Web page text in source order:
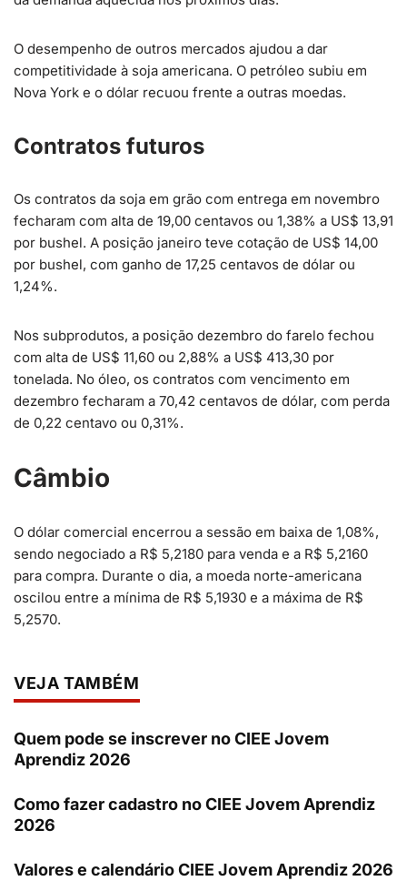
O desempenho de outros mercados ajudou a dar
competitividade à soja americana. O petróleo subiu em
Nova York e o dólar recuou frente a outras moedas.
Contratos futuros
Os contratos da soja em grão com entrega em novembro
fecharam com alta de 19,00 centavos ou 1,38% a US$ 13,91
por bushel. A posição janeiro teve cotação de US$ 14,00
por bushel, com ganho de 17,25 centavos de dólar ou
1,24%.
Nos subprodutos, a posição dezembro do farelo fechou
com alta de US$ 11,60 ou 2,88% a US$ 413,30 por
tonelada. No óleo, os contratos com vencimento em
dezembro fecharam a 70,42 centavos de dólar, com perda
de 0,22 centavo ou 0,31%.
Câmbio
O dólar comercial encerrou a sessão em baixa de 1,08%,
sendo negociado a R$ 5,2180 para venda e a R$ 5,2160
para compra. Durante o dia, a moeda norte-americana
oscilou entre a mínima de R$ 5,1930 e a máxima de R$
5,2570.
VEJA TAMBÉM
Quem pode se inscrever no CIEE Jovem
Aprendiz 2026
Como fazer cadastro no CIEE Jovem Aprendiz
2026
Valores e calendário CIEE Jovem Aprendiz 2026